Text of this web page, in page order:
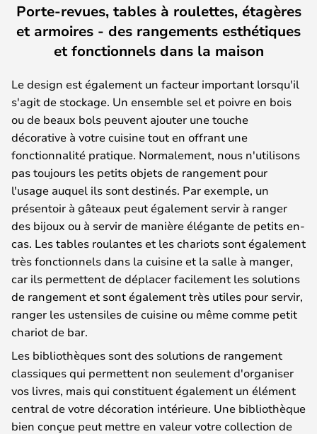
Porte-revues, tables à roulettes, étagères
et armoires - des rangements esthétiques
et fonctionnels dans la maison
Le design est également un facteur important lorsqu'il
s'agit de stockage. Un ensemble sel et poivre en bois
ou de beaux bols peuvent ajouter une touche
décorative à votre cuisine tout en offrant une
fonctionnalité pratique. Normalement, nous n'utilisons
pas toujours les petits objets de rangement pour
l'usage auquel ils sont destinés. Par exemple, un
présentoir à gâteaux peut également servir à ranger
des bijoux ou à servir de manière élégante de petits en-
cas. Les tables roulantes et les chariots sont également
très fonctionnels dans la cuisine et la salle à manger,
car ils permettent de déplacer facilement les solutions
de rangement et sont également très utiles pour servir,
ranger les ustensiles de cuisine ou même comme petit
chariot de bar.
Les bibliothèques sont des solutions de rangement
classiques qui permettent non seulement d'organiser
vos livres, mais qui constituent également un élément
central de votre décoration intérieure. Une bibliothèque
bien conçue peut mettre en valeur votre collection de